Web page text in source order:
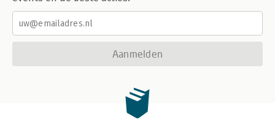
Aanmelden